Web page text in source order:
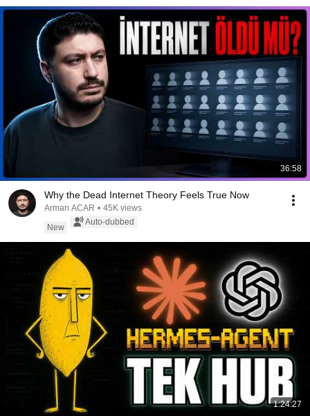
36:58
Why the Dead Internet Theory Feels True Now
Arman ACAR • 45K views
New
Auto-dubbed
1:24:27